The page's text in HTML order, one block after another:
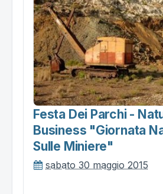
Festa Dei Parchi -
Business "giornata
Sulle Miniere"
sabato 30 maggio 2015